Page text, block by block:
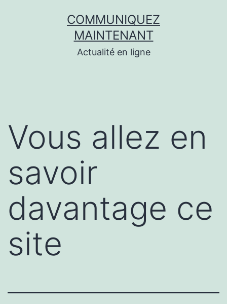
COMMUNIQUEZ
MAINTENANT
Actualité en ligne
Vous allez en
savoir
davantage ce
site